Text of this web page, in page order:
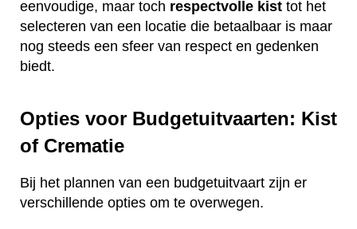
eenvoudige, maar toch respectvolle kist tot het
selecteren van een locatie die betaalbaar is maar
nog steeds een sfeer van respect en gedenken
biedt.
Opties voor Budgetuitvaarten: Kist
of Crematie
Bij het plannen van een budgetuitvaart zijn er
verschillende opties om te overwegen.